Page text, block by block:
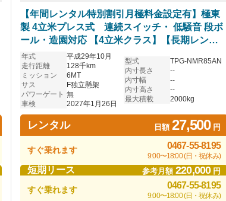
【年間レンタル特別割引月極料金設定有】極東
製 4立米プレス式 連続スイッチ・ 低騒音 段ボ
ール・造園対応 【4立米クラス】【長期レンタ
ル・リースOK】
年式
平成29年10月
走行距離
128千km
ミッション
6MT
サス
F独立懸架
パワーゲート 無
車検
2027年1月26日
型式
TPG-NMR85AN
内寸長さ
--
内寸幅
--
内寸高さ
--
最大積載
2000kg
レンタル 日額27,500円
すぐ乗れます 0467-55-8195
9:00〜18:00 (日・祝休み)
短期リース 参考月額220,000円
すぐ乗れます 0467-55-8195
9:00〜18:00 (日・祝休み)